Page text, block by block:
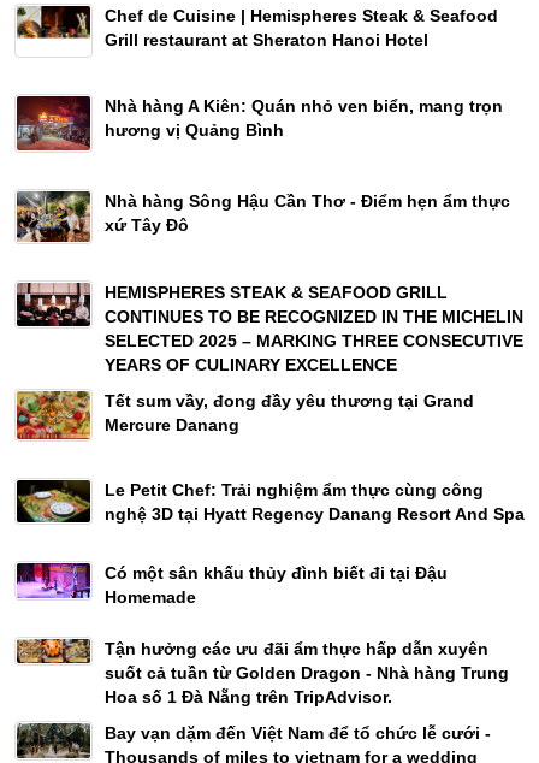
Chef de Cuisine | Hemispheres Steak & Seafood
Grill restaurant at Sheraton Hanoi Hotel
Nhà hàng A Kiên: Quán nhỏ ven biển, mang trọn
hương vị Quảng Bình
Nhà hàng Sông Hậu Cần Thơ - Điểm hẹn ẩm thực
xứ Tây Đô
HEMISPHERES STEAK & SEAFOOD GRILL
CONTINUES TO BE RECOGNIZED IN THE MICHELIN
SELECTED 2025 – MARKING THREE CONSECUTIVE
YEARS OF CULINARY EXCELLENCE
Tết sum vầy, đong đầy yêu thương tại Grand
Mercure Danang
Le Petit Chef: Trải nghiệm ẩm thực cùng công
nghệ 3D tại Hyatt Regency Danang Resort And Spa
Có một sân khấu thủy đình biết đi tại Đậu
Homemade
Tận hưởng các ưu đãi ẩm thực hấp dẫn xuyên
suốt cả tuần từ Golden Dragon - Nhà hàng Trung
Hoa số 1 Đà Nẵng trên TripAdvisor.
Bay vạn dặm đến Việt Nam để tổ chức lễ cưới -
Thousands of miles to vietnam for a wedding